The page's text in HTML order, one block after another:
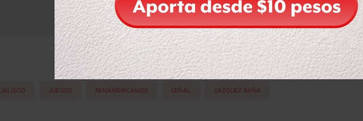
Compartir Leer después
JALISCO JUEGOS PANAMERICANOS SEÑAL VAZQUEZ RAÑA